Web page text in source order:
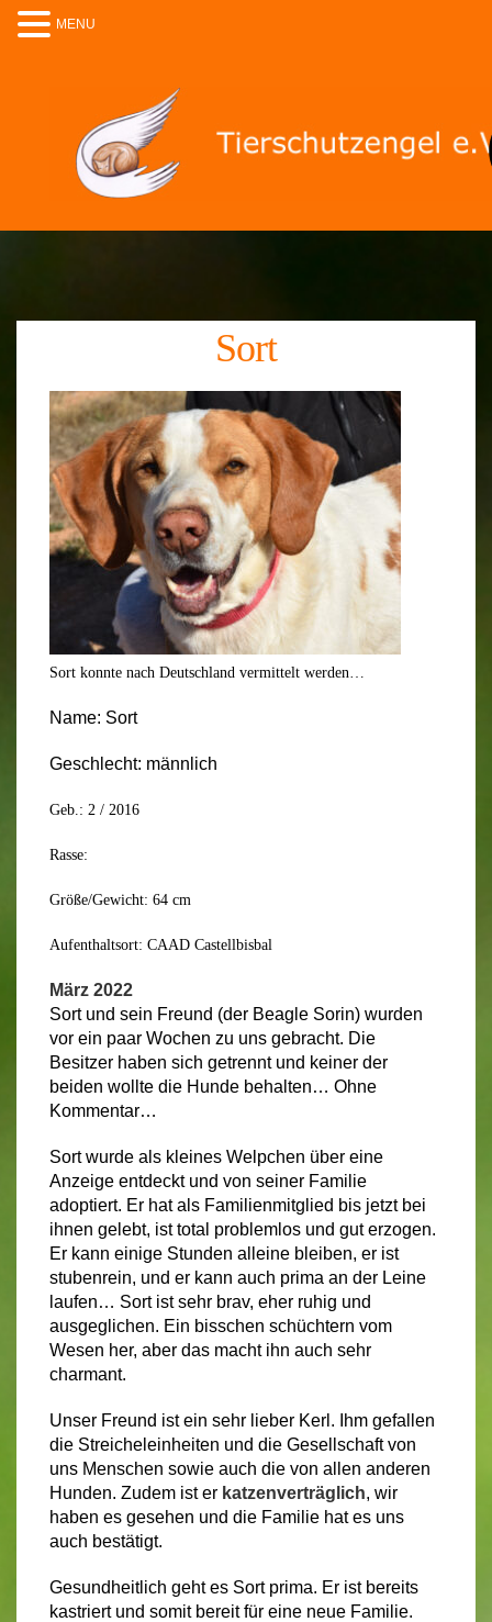
Sort
Sort konnte nach Deutschland vermittelt werden…
Name: Sort
Geschlecht: männlich
Geb.: 2 / 2016
Rasse:
Größe/Gewicht: 64 cm
Aufenthaltsort: CAAD Castellbisbal
März 2022
Sort und sein Freund (der Beagle Sorin) wurden
vor ein paar Wochen zu uns gebracht. Die
Besitzer haben sich getrennt und keiner der
beiden wollte die Hunde behalten… Ohne
Kommentar…
Sort wurde als kleines Welpchen über eine
Anzeige entdeckt und von seiner Familie
adoptiert. Er hat als Familienmitglied bis jetzt bei
ihnen gelebt, ist total problemlos und gut erzogen.
Er kann einige Stunden alleine bleiben, er ist
stubenrein, und er kann auch prima an der Leine
laufen… Sort ist sehr brav, eher ruhig und
ausgeglichen. Ein bisschen schüchtern vom
Wesen her, aber das macht ihn auch sehr
charmant.
Unser Freund ist ein sehr lieber Kerl. Ihm gefallen
die Streicheleinheiten und die Gesellschaft von
uns Menschen sowie auch die von allen anderen
Hunden. Zudem ist er katzenverträglich, wir
haben es gesehen und die Familie hat es uns
auch bestätigt.
Gesundheitlich geht es Sort prima. Er ist bereits
kastriert und somit bereit für eine neue Familie.
MENU